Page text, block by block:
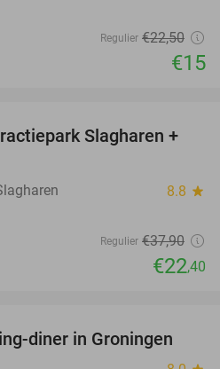
Regulier €22,50
€15
41%
Slagharen +
8.8 star
Regulier €37,90
€22,40
37%
diner in Groningen